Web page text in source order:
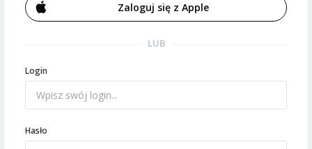
Zaloguj się z Apple
LUB
Login
Hasło